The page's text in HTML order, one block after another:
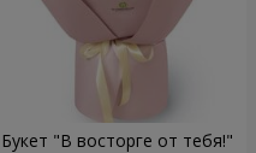
Букет "В восторге от тебя!"